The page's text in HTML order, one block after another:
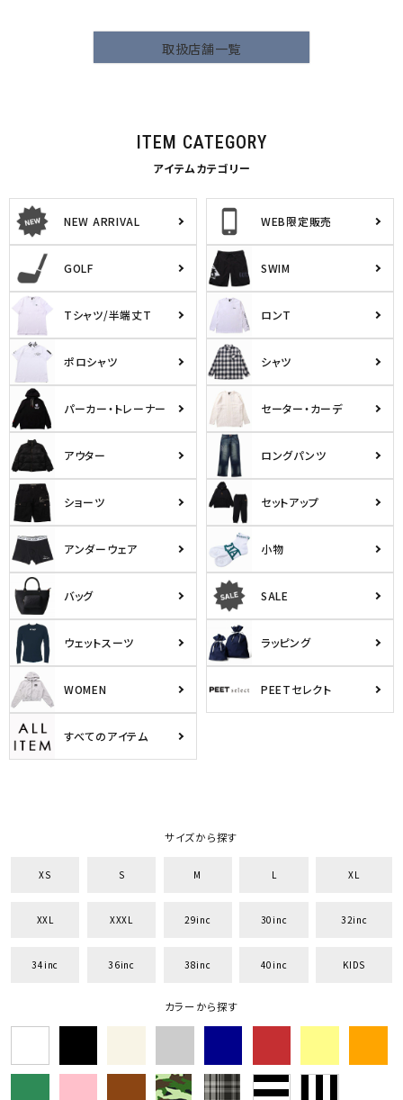
キーワードから探す
取扱店舗一覧
ITEM CATEGORY
アイテムカテゴリー
NEW ARRIVAL WEB限定販売
GOLF SWIM
Tシャツ/半端丈T ロンT
ポロシャツ シャツ
パーカー・トレーナー セーター・カーデ
アウター ロングパンツ
ショーツ セットアップ
アンダーウェア 小物
バッグ SALE
ウェットスーツ ラッピング
WOMEN PEETセレクト
すべてのアイテム
サイズから探す
XS S M L XL
XXL XXXL 29inc 30inc 32inc
34inc 36inc 38inc 40inc KIDS
カラーから探す